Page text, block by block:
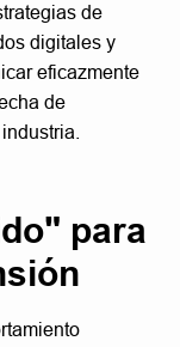
de
digitales y
eficazmente
de
para